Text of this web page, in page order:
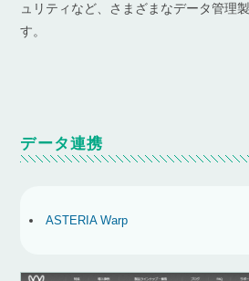
ュリティなど、さまざまなデータ管理
す。
データ連携
ASTERIA Warp